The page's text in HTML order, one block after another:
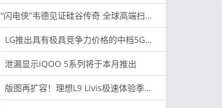
“闪电侠”韦德见证硅谷传奇 全球高端扫地机市场进入追觅时代！
LG推出具有极具竞争力价格的中档5G智能手机
泄漏显示iQOO 5系列将于本月推出
版图再扩容！理想L9 Livis极速体验季新增39家门店